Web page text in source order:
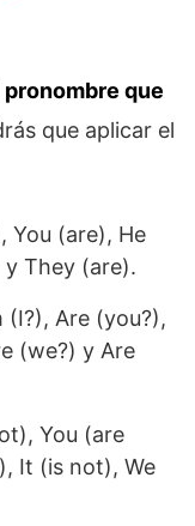
que
que aplicar el
You (are), He
y They (are).
Are (you?),
(we?) y Are
You (are
It (is not), We